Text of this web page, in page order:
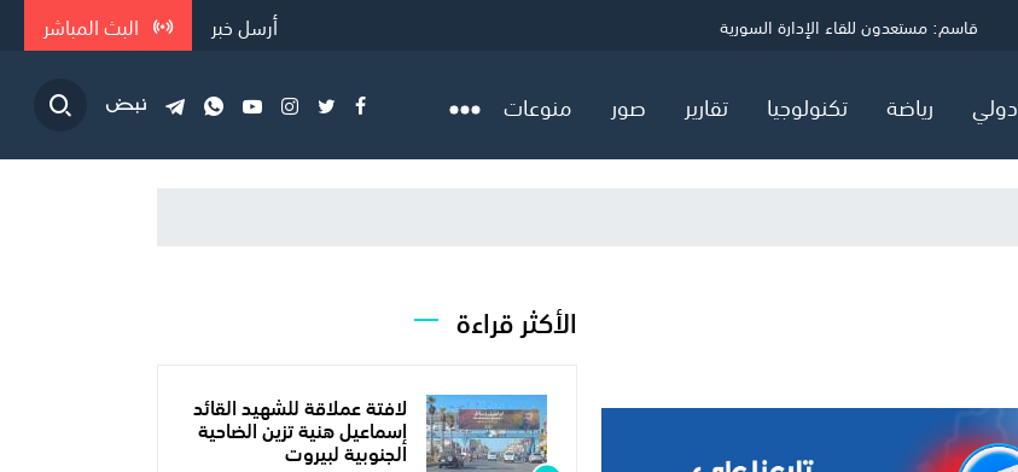
توضيح مهم صادر عن هيئة البترول في قطاع غزة
السعودية وتركيا وباكستان توقع اتفاق "دفاع مشترك"
قاسم: مستعدون للقاء الإدارة السورية أرسل خبر البث المباشر
دولي رياضة تكنولوجيا تقارير صور منوعات
الأكثر قراءة
لافتة عملاقة للشهيد القائد
إسماعيل هنية تزين الضاحية
الجنوبية لبيروت